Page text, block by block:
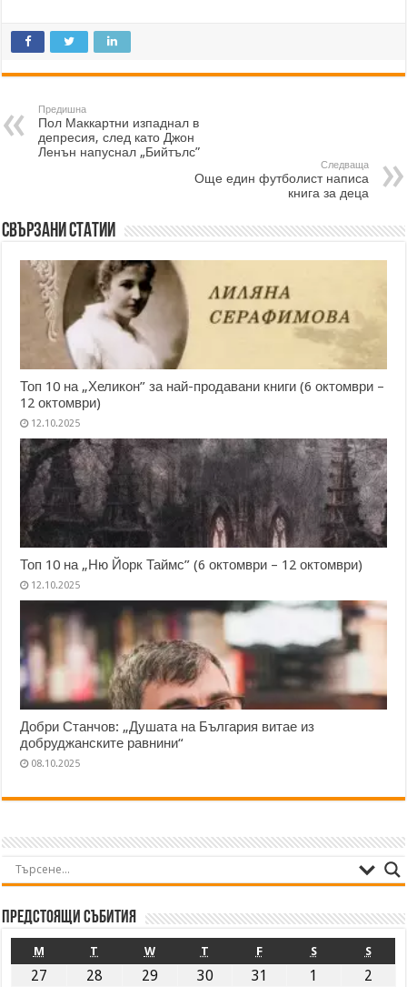
Предишна
Пол Маккартни изпаднал в
депресия, след като Джон
Ленън напуснал „Бийтълс”
Следваща
Още един футболист написа
книга за деца
Свързани статии
Топ 10 на „Хеликон” за най-продавани книги (6 октомври –
12 октомври)
12.10.2025
Топ 10 на „Ню Йорк Таймс” (6 октомври – 12 октомври)
12.10.2025
Добри Станчов: „Душата на България витае из
добруджанските равнини“
08.10.2025
Предстоящи събития
M T W T F S S
27 28 29 30 31 1 2